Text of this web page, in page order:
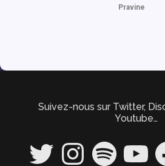
Pravine
Suivez-nous sur Twitter,
Youtube…
Twitter InstagramSpotify YouTube